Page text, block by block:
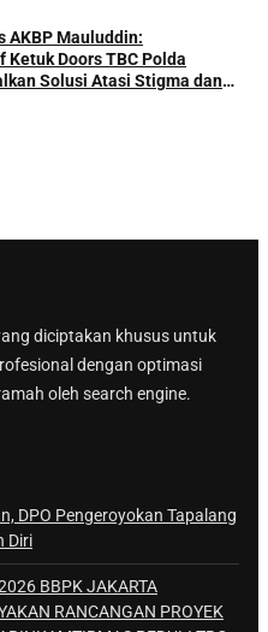
AKBP Mauluddin:
Doors TBC Polda
Solusi Atasi Stigma dan
diciptakan khusus untuk
dengan optimasi
oleh search engine.
DPO Pengeroyokan Tapalang
Diri
BBPK JAKARTA
RANCANGAN PROYEK